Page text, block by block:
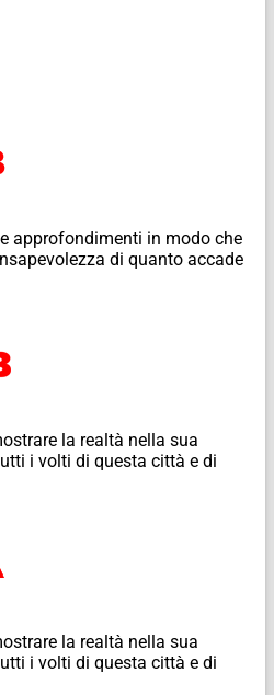
approfondimenti in modo che
di quanto accade
la realtà nella sua
i volti di questa città e di
la realtà nella sua
i volti di questa città e di